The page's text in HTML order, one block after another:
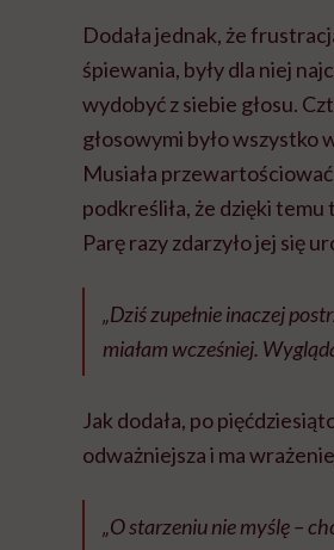
Dodała jednak, że
śpiewania, były dla niej
wydobyć z siebie głosu.
głosowymi było wszystko
Musiała
podkreśliła, że dzięki
Parę razy zdarzyło jej się
„Dziś zupełnie inaczej
miałam wcześniej.
Jak dodała, po
odważniejsza i ma
„O starzeniu nie myślę –